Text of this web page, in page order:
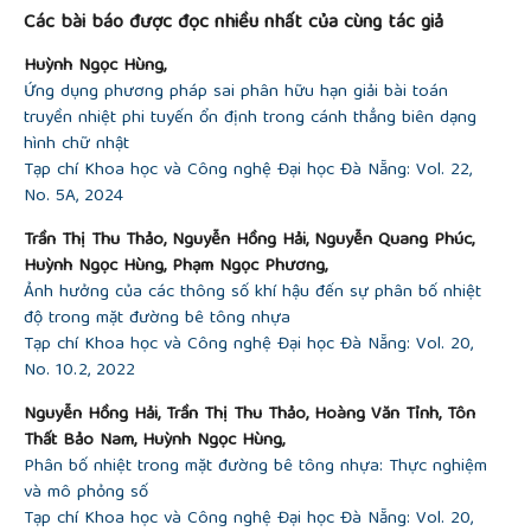
thermal energy storage tank using finite difference
method",
2016, 1-10.
[17]Zachar, A., I. Farkas, and F. Szlivka, "Numerical
analyses of the impact of plates for thermal
stratification inside a storage tank with upper and
lower inlet flows", Solar Energy,74(4), 2003, 287-
302.
[18] Sreckiene, Giedre, and Violeta Miseviciute,
"Research of operation modes of heat storage
tank in CHP plant using numerical simulation",Rigas
Tehniskas Universitates Zinatniskie Raksti,
6, 2011,
91-99.
Các bài báo được đọc nhiều nhất của cùng tác giả
Huỳnh Ngọc Hùng,
Ứng dụng phương pháp sai phân hữu hạn giải bài toán
truyền nhiệt phi tuyến ổn định trong cánh thẳng biên dạng
hình chữ nhật
Tạp chí Khoa học và Công nghệ Đại học Đà Nẵng: Vol. 22,
No. 5A, 2024
Trần Thị Thu Thảo, Nguyễn Hồng Hải, Nguyễn Quang Phúc,
Huỳnh Ngọc Hùng, Phạm Ngọc Phương,
Ảnh hưởng của các thông số khí hậu đến sự phân bố nhiệt
độ trong mặt đường bê tông nhựa
Tạp chí Khoa học và Công nghệ Đại học Đà Nẵng: Vol. 20,
No. 10.2, 2022
Nguyễn Hồng Hải, Trần Thị Thu Thảo, Hoàng Văn Tỉnh, Tôn
Thất Bảo Nam, Huỳnh Ngọc Hùng,
Phân bố nhiệt trong mặt đường bê tông nhựa: Thực nghiệm
và mô phỏng số
Tạp chí Khoa học và Công nghệ Đại học Đà Nẵng: Vol. 20,